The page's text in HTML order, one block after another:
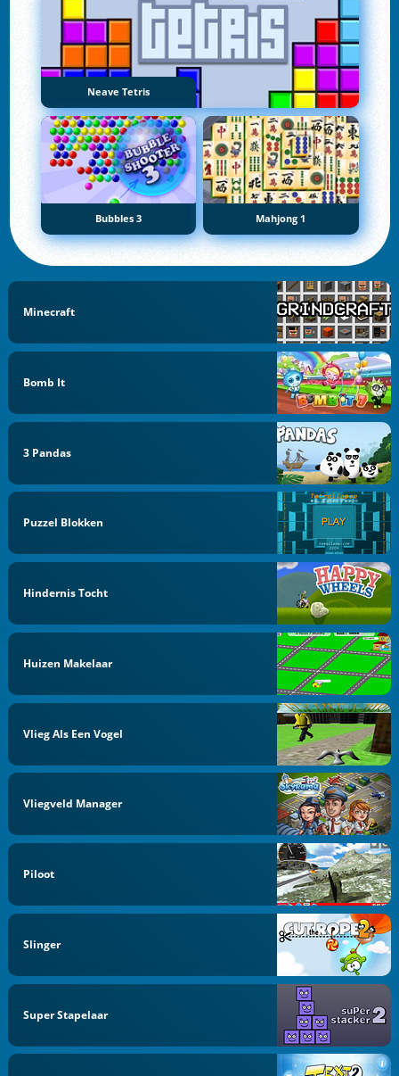
Neave Tetris
Bubbles 3 Mahjong 1
Minecraft
Bomb It
3 Pandas
Puzzel Blokken
Hindernis Tocht
Huizen Makelaar
Vlieg Als Een Vogel
Vliegveld Manager
Piloot
Slinger
Super Stapelaar